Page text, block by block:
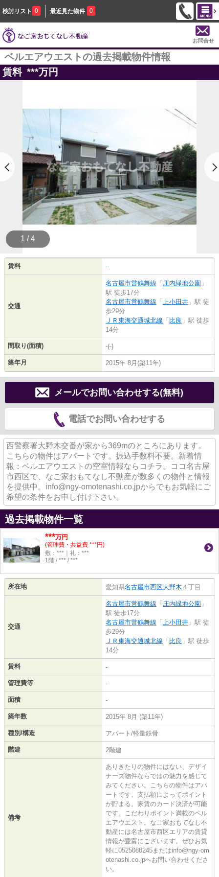
検討リスト 0 最近見た物件 0
お問合せ
ベルエアウエストの過去掲載物件情報
賃料 ***万円
1 / 4
賃料 -
交通
名古屋市営鶴舞線 「 庄内緑地公園 」
駅 徒歩17分
名古屋市営鶴舞線 「 上小田井 」駅 徒
歩29分
ＪＲ東海交通城北線 「 比良 」駅 徒歩
14分
間取り(面積) -(-)
築年月 2015年 8月(築11年)
メールでお問い合わせする(無料)
電話でお問い合わせする
西警察署大野木交番が家から369mのところにあります。
こちらの物件はアパートです。振込手数料不要。新着情
報：ベルエアウエストの空室情報ならコチラ。ココ名古屋
市西区で、なご家おもてなし不動産が数多くの物件と情報
を提供中。info@ngy-omotenashi.co.jpからでもお気軽にご
希望の条件をお申し付け下さい。
過去掲載物件一覧
***万円
(管理費・共益費 ***円)
敷：***｜礼：***
1階 / *** / ***
所在地 愛知県名古屋市西区大野木 ４丁目
交通
名古屋市営鶴舞線 「 庄内緑地公園 」
駅 徒歩17分
名古屋市営鶴舞線 「 上小田井 」駅 徒
歩29分
ＪＲ東海交通城北線 「 比良 」駅 徒歩
14分
賃料 -
管理費等 -
面積 -
築年数 2015年 8月 (築11年)
種別/構造 アパート/軽量鉄骨
階建 2階建
備考
ありきたりの物件にはない、デザイ
ナーズ物件ならではの魅力を感じて
みてください。こちらの物件はアパ
ートです。支払額によってポイント
が貯まる。家賃のカード決済が可能
です。こだわりポイント満載のベル
エアウエスト。なご家おもてなし不
動産には名古屋市西区エリアの賃貸
情報が豊富にございます。ぜひお気
軽に0525088245またはinfo@ngy-om
otenashi.co.jpへお問い合わせくださ
い。